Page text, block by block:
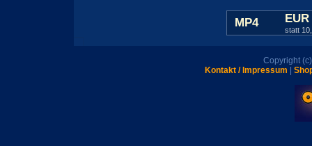
MP4
statt
Copyright
Kontakt / Impressum